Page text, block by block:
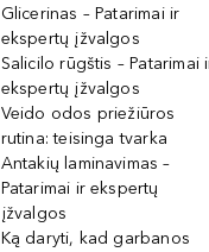
Glicerinas – Patarimai ir
ekspertų įžvalgos
Salicilo rūgštis – Patarimai
ekspertų įžvalgos
Veido odos priežiūros
rutina: teisinga tvarka
Antakių laminavimas –
Patarimai ir ekspertų
įžvalgos
Ką daryti, kad garbanos